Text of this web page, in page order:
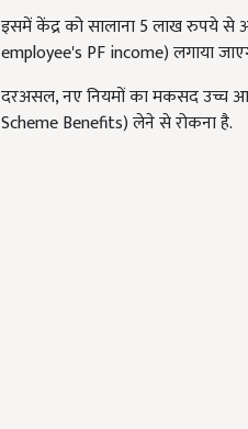
इसमें केंद्र को सालाना 5 लाख रुपये
employee's PF income) लगाया
दरअसल, नए नियमों का मकसद उच्च
Scheme Benefits) लेने से रोकना है.